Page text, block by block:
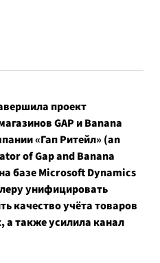
проект
GAP и Banana
«Гап Ритейл» (an
of Gap and Banana
базе Microsoft Dynamics
унифицировать
качество учёта товаров
а также усилила канал